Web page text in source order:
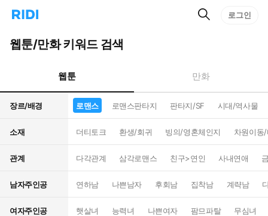
리
홈
으
턴
트
검
로그인
웹툰/만화 키워드 검색
웹툰 만화
장르/배경 로맨스 로맨스판타지 판타지/SF 시대/역사물
소재 더티토크 환생/회귀 빙의/영혼체인지 차원이동
관계 다각관계 삼각로맨스 친구>연인 사내연애
남자주인공 연하남 나쁜남자 후회남 집착남 계략남
여자주인공 햇살녀 능력녀 나쁜여자 팜므파탈 무심녀